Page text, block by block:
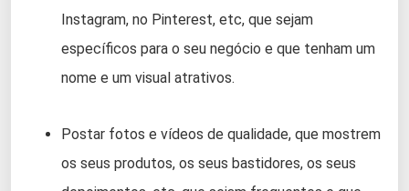
Instagram, no Pinterest, etc, que sejam
específicos para o seu negócio e que tenham um
nome e um visual atrativos.
Postar fotos e vídeos de qualidade, que mostrem
os seus produtos, os seus bastidores, os seus